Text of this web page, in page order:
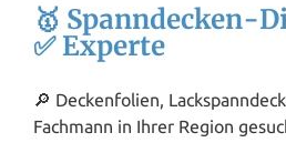
🥇 Spanndecken-
✅ Experte
🔎 Deckenfolien,
Fachmann in Ihrer Region